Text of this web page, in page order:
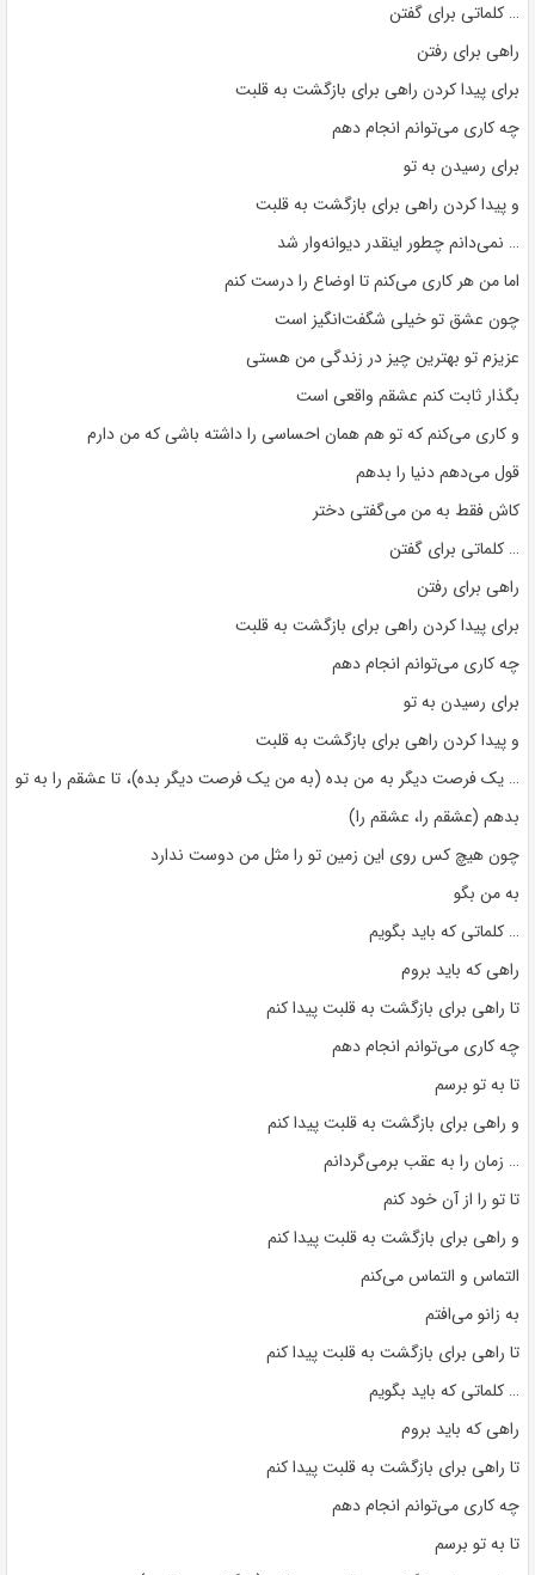
… کلماتی برای گفتن
راهی برای رفتن
برای پیدا کردن راهی برای بازگشت به قلبت
چه کاری می‌توانم انجام دهم
برای رسیدن به تو
و پیدا کردن راهی برای بازگشت به قلبت
… نمی‌دانم چطور اینقدر دیوانه‌وار شد
اما من هر کاری می‌کنم تا اوضاع را درست کنم
چون عشق تو خیلی شگفت‌انگیز است
عزیزم تو بهترین چیز در زندگی من هستی
بگذار ثابت کنم عشقم واقعی است
و کاری می‌کنم که تو هم همان احساسی را داشته باشی که من دارم
قول می‌دهم دنیا را بدهم
کاش فقط به من می‌گفتی دختر
… کلماتی برای گفتن
راهی برای رفتن
برای پیدا کردن راهی برای بازگشت به قلبت
چه کاری می‌توانم انجام دهم
برای رسیدن به تو
و پیدا کردن راهی برای بازگشت به قلبت
… یک فرصت دیگر به من بده (به من یک فرصت دیگر بده)، تا عشقم را به تو
بدهم (عشقم را، عشقم را)
چون هیچ کس روی این زمین تو را مثل من دوست ندارد
به من بگو
… کلماتی که باید بگویم
راهی که باید بروم
تا راهی برای بازگشت به قلبت پیدا کنم
چه کاری می‌توانم انجام دهم
تا به تو برسم
و راهی برای بازگشت به قلبت پیدا کنم
… زمان را به عقب برمی‌گردانم
تا تو را از آن خود کنم
و راهی برای بازگشت به قلبت پیدا کنم
التماس و التماس می‌کنم
به زانو می‌افتم
تا راهی برای بازگشت به قلبت پیدا کنم
… کلماتی که باید بگویم
راهی که باید بروم
تا راهی برای بازگشت به قلبت پیدا کنم
چه کاری می‌توانم انجام دهم
تا به تو برسم